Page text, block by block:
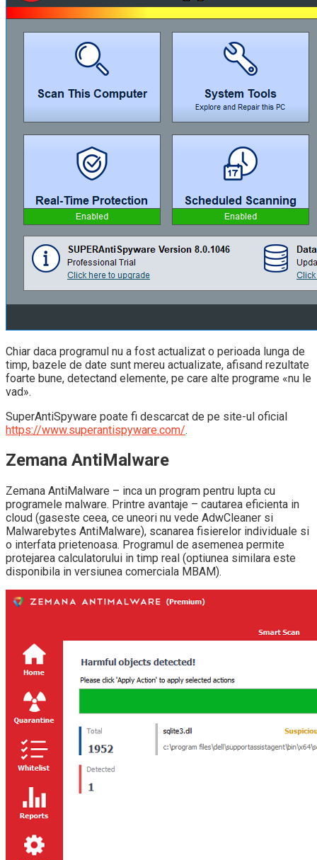
Chiar daca programul nu a fost actualizat o perioada lunga de
timp, bazele de date sunt mereu actualizate, afisand rezultate
foarte bune, detectand elemente, pe care alte programe «nu le
vad».
SuperAntiSpyware poate fi descarcat de pe site-ul oficial
https://www.superantispyware.com/.
Zemana AntiMalware
Zemana AntiMalware – inca un program pentru lupta cu
programele malware. Printre avantaje – cautarea eficienta in
cloud (gaseste ceea, ce uneori nu vede AdwCleaner si
Malwarebytes AntiMalware), scanarea fisierelor individuale si
o interfata prietenoasa. Programul de asemenea permite
protejarea calculatorului in timp real (optiunea similara este
disponibila in versiunea comerciala MBAM).